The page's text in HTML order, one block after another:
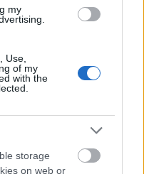
my
Use,
of my
with the
storage
on web or
Luca
Kristóf Uwe, Bókai
Császár András,
Fehér Péter, Frumen